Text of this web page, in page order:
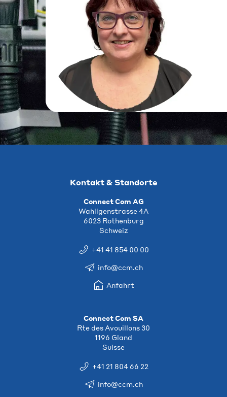
Kontakt & Standorte
Connect Com AG
Wahligenstrasse 4A
6023 Rothenburg
Schweiz
+41 41 854 00 00
info@ccm.ch
Anfahrt
Connect Com SA
Rte des Avouillons 30
1196 Gland
Suisse
+41 21 804 66 22
info@ccm.ch